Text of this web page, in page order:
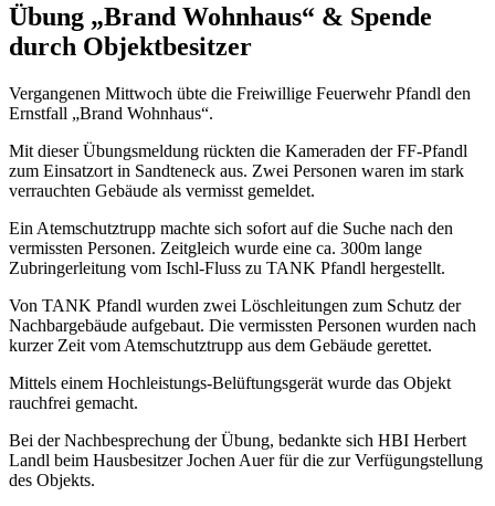
Übung „Brand Wohnhaus“ & Spende
durch Objektbesitzer
Vergangenen Mittwoch übte die Freiwillige Feuerwehr Pfandl den
Ernstfall „Brand Wohnhaus“.
Mit dieser Übungsmeldung rückten die Kameraden der FF-Pfandl
zum Einsatzort in Sandteneck aus. Zwei Personen waren im stark
verrauchten Gebäude als vermisst gemeldet.
Ein Atemschutztrupp machte sich sofort auf die Suche nach den
vermissten Personen. Zeitgleich wurde eine ca. 300m lange
Zubringerleitung vom Ischl-Fluss zu TANK Pfandl hergestellt.
Von TANK Pfandl wurden zwei Löschleitungen zum Schutz der
Nachbargebäude aufgebaut. Die vermissten Personen wurden nach
kurzer Zeit vom Atemschutztrupp aus dem Gebäude gerettet.
Mittels einem Hochleistungs-Belüftungsgerät wurde das Objekt
rauchfrei gemacht.
Bei der Nachbesprechung der Übung, bedankte sich HBI Herbert
Landl beim Hausbesitzer Jochen Auer für die zur Verfügungstellung
des Objekts.